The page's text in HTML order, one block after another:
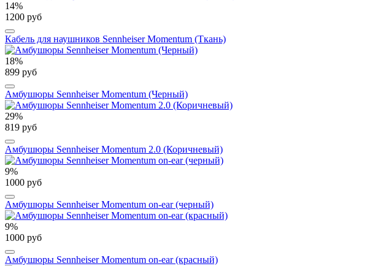
14%
1200 руб
Кабель для наушников Sennheiser Momentum (Ткань)
18%
899 руб
Амбушюры Sennheiser Momentum (Черный)
29%
819 руб
Амбушюры Sennheiser Momentum 2.0 (Коричневый)
9%
1000 руб
Амбушюры Sennheiser Momentum on-ear (черный)
9%
1000 руб
Амбушюры Sennheiser Momentum on-ear (красный)